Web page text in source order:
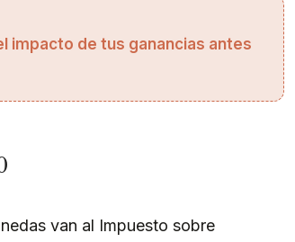
impacto de tus ganancias antes
van al Impuesto sobre